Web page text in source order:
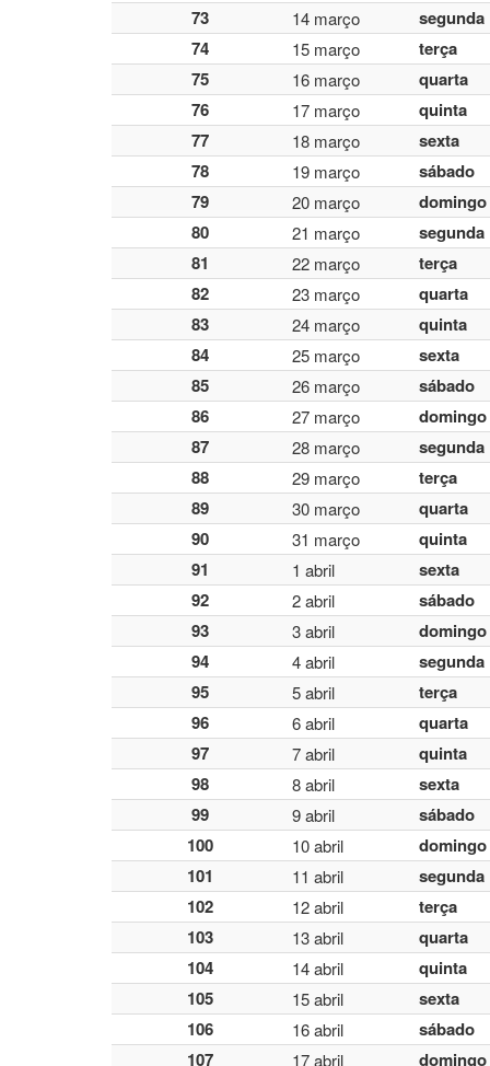
73 14 março segunda
74 15 março terça
75 16 março quarta
76 17 março quinta
77 18 março sexta
78 19 março sábado
79 20 março domingo
80 21 março segunda
81 22 março terça
82 23 março quarta
83 24 março quinta
84 25 março sexta
85 26 março sábado
86 27 março domingo
87 28 março segunda
88 29 março terça
89 30 março quarta
90 31 março quinta
91 1 abril sexta
92 2 abril sábado
93 3 abril domingo
94 4 abril segunda
95 5 abril terça
96 6 abril quarta
97 7 abril quinta
98 8 abril sexta
99 9 abril sábado
100 10 abril domingo
101 11 abril segunda
102 12 abril terça
103 13 abril quarta
104 14 abril quinta
105 15 abril sexta
106 16 abril sábado
107 17 abril domingo